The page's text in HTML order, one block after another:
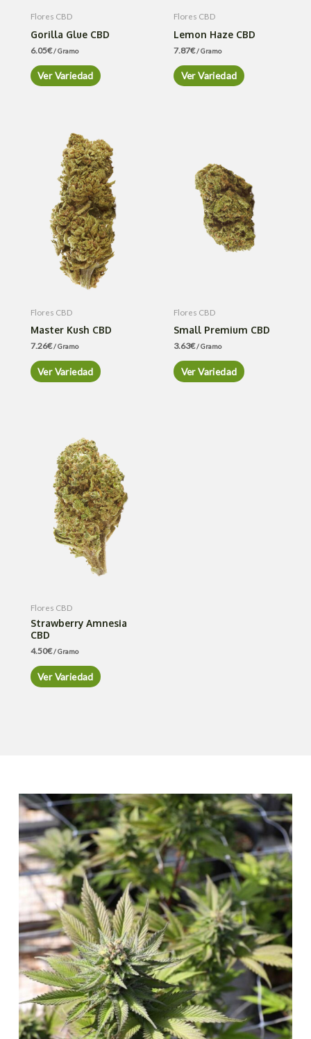
Flores CBD
Gorilla Glue CBD
6.05€/ Gramo
Ver Variedad
Flores CBD
Lemon Haze CBD
7.87€/ Gramo
Ver Variedad
Flores CBD
Master Kush CBD
7.26€/ Gramo
Ver Variedad
Flores CBD
Small Premium CBD
3.63€/ Gramo
Ver Variedad
Flores CBD
Strawberry Amnesia
CBD
4.50€/ Gramo
Ver Variedad